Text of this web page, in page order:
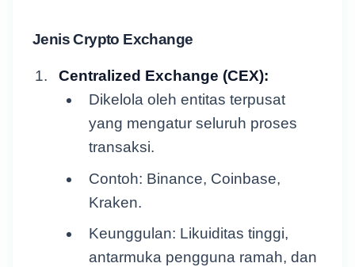
Jenis Crypto Exchange
Centralized Exchange (CEX):
Dikelola oleh entitas terpusat
yang mengatur seluruh proses
transaksi.
Contoh: Binance, Coinbase,
Kraken.
Keunggulan: Likuiditas tinggi,
antarmuka pengguna ramah, dan